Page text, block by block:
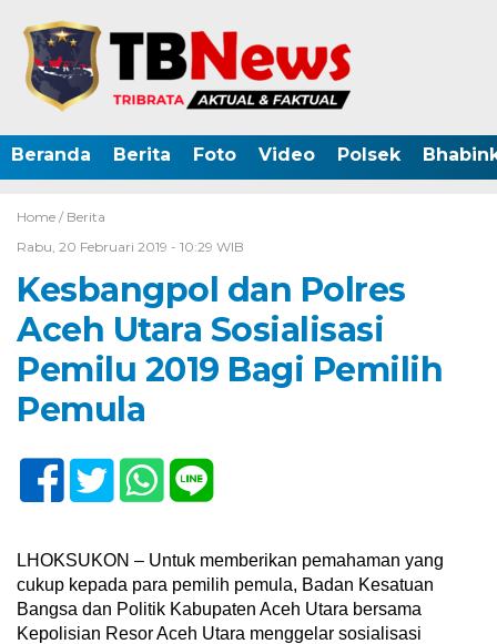
Beranda Berita Foto Video Polsek
Home / Berita
Rabu, 20 Februari 2019 - 10:29 WIB
Kesbangpol dan Polres
Aceh Utara Sosialisasi
Pemilu 2019 Bagi Pemilih
Pemula
LHOKSUKON – Untuk memberikan pemahaman yang
cukup kepada para pemilih pemula, Badan Kesatuan
Bangsa dan Politik Kabupaten Aceh Utara bersama
Kepolisian Resor Aceh Utara menggelar sosialisasi